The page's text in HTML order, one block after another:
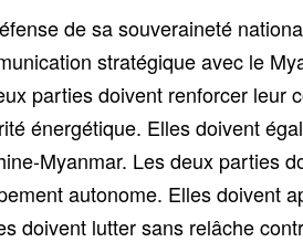
de sa souveraineté
stratégique avec le
parties doivent renforcer leur
énergétique. Elles doivent
Myanmar. Les deux parties
autonome. Elles doivent
lutter sans relâche